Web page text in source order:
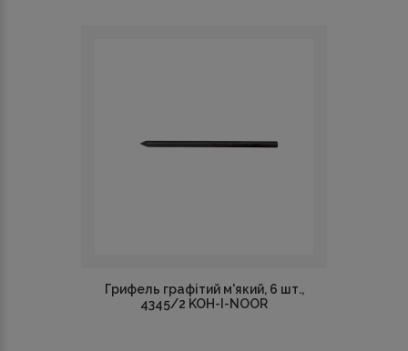
Грифель графітий м'який, 6 шт.,
4345/2 KOH-I-NOOR